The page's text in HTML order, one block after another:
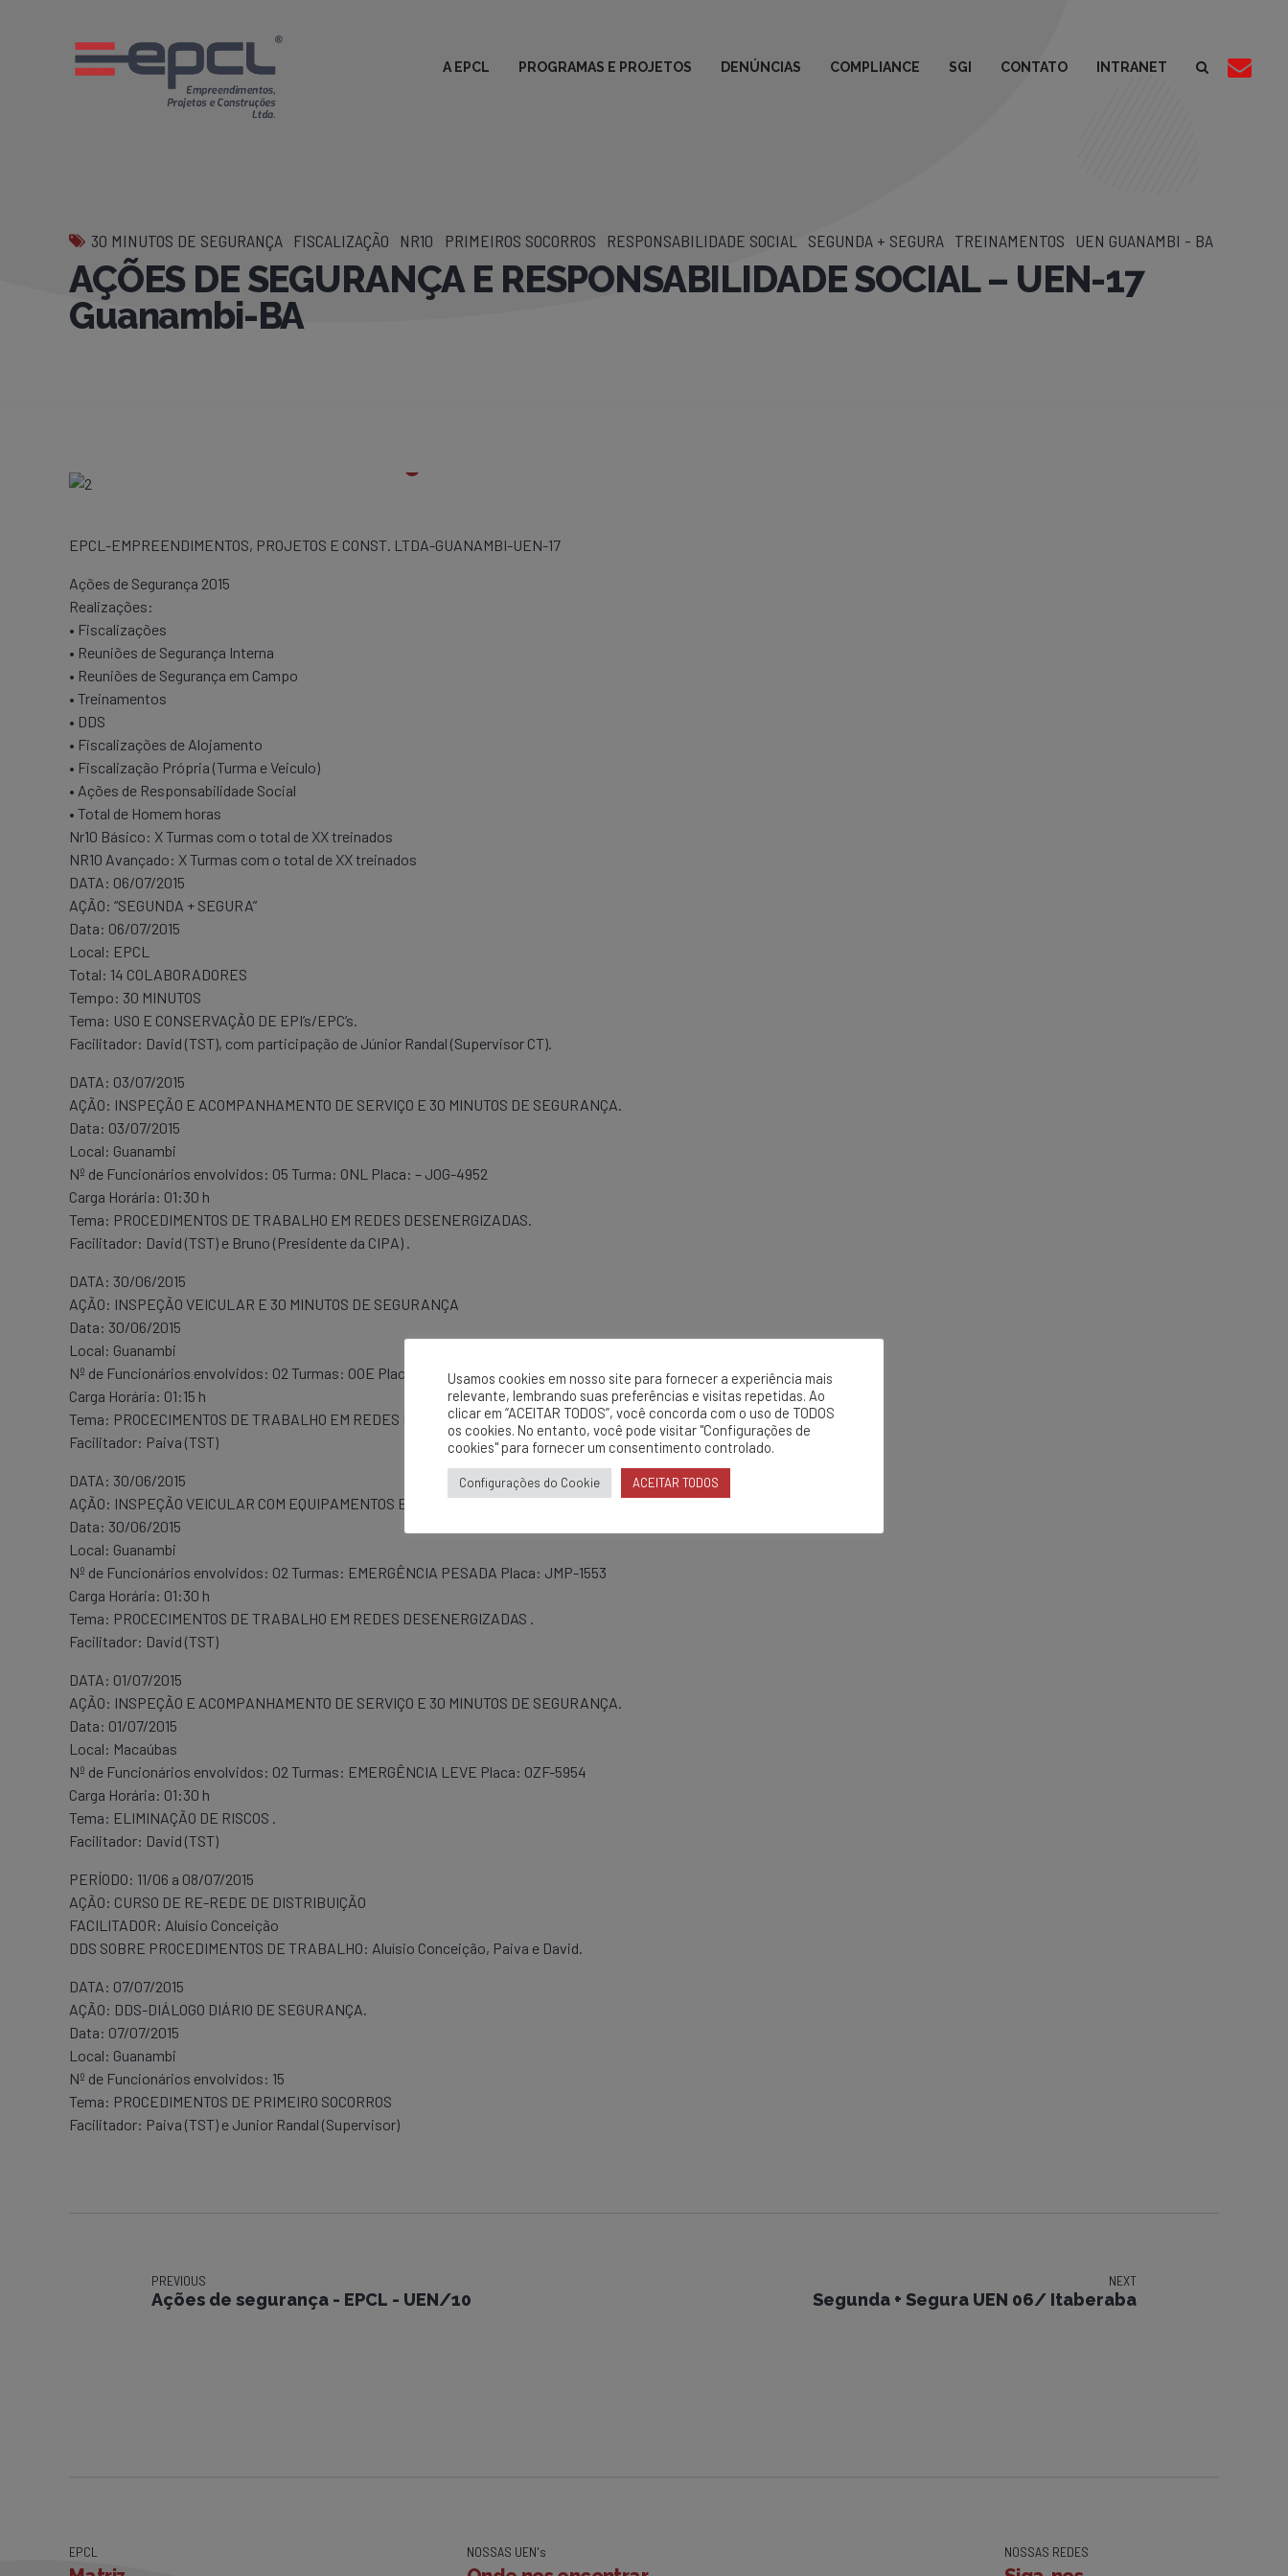
A EPCL PROGRAMAS E PROJETOS DENÚNCIAS COMPLIANCE SGI CONTATO INTRANET
30 MINUTOS DE SEGURANÇA FISCALIZAÇÃO NR10 PRIMEIROS SOCORROS RESPONSABILIDADE SOCIAL SEGUNDA + SEGURA TREINAMENTOS UEN GUANAMBI - BA
AÇÕES DE SEGURANÇA E RESPONSABILIDADE SOCIAL – UEN-17
Guanambi-BA
EPCL-EMPREENDIMENTOS, PROJETOS E CONST. LTDA-GUANAMBI-UEN-17
Ações de Segurança 2015
Realizações:
• Fiscalizações
• Reuniões de Segurança Interna
• Reuniões de Segurança em Campo
• Treinamentos
• DDS
• Fiscalizações de Alojamento
• Fiscalização Própria (Turma e Veiculo)
• Ações de Responsabilidade Social
• Total de Homem horas
Nr10 Básico: X Turmas com o total de XX treinados
NR10 Avançado: X Turmas com o total de XX treinados
DATA: 06/07/2015
AÇÃO: “SEGUNDA + SEGURA”
Data: 06/07/2015
Local: EPCL
Total: 14 COLABORADORES
Tempo: 30 MINUTOS
Tema: USO E CONSERVAÇÃO DE EPI’s/EPC’s.
Facilitador: David (TST), com participação de Júnior Randal (Supervisor CT).
DATA: 03/07/2015
AÇÃO: INSPEÇÃO E ACOMPANHAMENTO DE SERVIÇO E 30 MINUTOS DE SEGURANÇA.
Data: 03/07/2015
Local: Guanambi
Nº de Funcionários envolvidos: 05 Turma: ONL Placa: – JOG-4952
Carga Horária: 01:30 h
Tema: PROCEDIMENTOS DE TRABALHO EM REDES DESENERGIZADAS.
Facilitador: David (TST) e Bruno (Presidente da CIPA) .
DATA: 30/06/2015
AÇÃO: INSPEÇÃO VEICULAR E 30 MINUTOS DE SEGURANÇA
Data: 30/06/2015
Local: Guanambi
Nº de Funcionários envolvidos: 02 Turmas: OOE Placa: JRO-7536
Carga Horária: 01:15 h
Tema: PROCECIMENTOS DE TRABALHO EM REDES DESENERGIZADAS .
Facilitador: Paiva (TST)
DATA: 30/06/2015
AÇÃO: INSPEÇÃO VEICULAR COM EQUIPAMENTOS E 30 MINUTOS DE SEGURANÇA.
Data: 30/06/2015
Local: Guanambi
Nº de Funcionários envolvidos: 02 Turmas: EMERGÊNCIA PESADA Placa: JMP-1553
Carga Horária: 01:30 h
Tema: PROCECIMENTOS DE TRABALHO EM REDES DESENERGIZADAS .
Facilitador: David (TST)
DATA: 01/07/2015
AÇÃO: INSPEÇÃO E ACOMPANHAMENTO DE SERVIÇO E 30 MINUTOS DE SEGURANÇA.
Data: 01/07/2015
Local: Macaúbas
Nº de Funcionários envolvidos: 02 Turmas: EMERGÊNCIA LEVE Placa: OZF-5954
Carga Horária: 01:30 h
Tema: ELIMINAÇÃO DE RISCOS .
Facilitador: David (TST)
PERÍODO: 11/06 a 08/07/2015
AÇÃO: CURSO DE RE-REDE DE DISTRIBUIÇÃO
FACILITADOR: Aluísio Conceição
DDS SOBRE PROCEDIMENTOS DE TRABALHO: Aluísio Conceição, Paiva e David.
DATA: 07/07/2015
AÇÃO: DDS-DIÁLOGO DIÁRIO DE SEGURANÇA.
Data: 07/07/2015
Local: Guanambi
Nº de Funcionários envolvidos: 15
Tema: PROCEDIMENTOS DE PRIMEIRO SOCORROS
Facilitador: Paiva (TST) e Junior Randal (Supervisor)
PREVIOUS
Ações de segurança - EPCL - UEN/10
NEXT
Segunda + Segura UEN 06/ Itaberaba
EPCL NOSSAS UEN's NOSSAS REDES
Usamos cookies em nosso site para fornecer a experiência mais
relevante, lembrando suas preferências e visitas repetidas. Ao
clicar em “ACEITAR TODOS”, você concorda com o uso de TODOS
os cookies. No entanto, você pode visitar "Configurações de
cookies" para fornecer um consentimento controlado.
Configurações do Cookie ACEITAR TODOS